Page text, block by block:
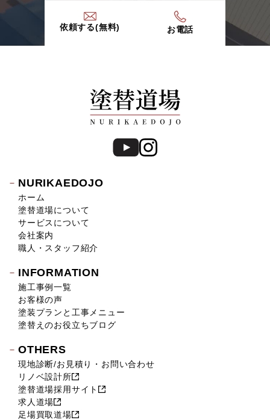
2019年10月 (15)
2019年9月 (20)
2018年10月 (17)
2018年9月 (14)
2018年8月 (16)
2018年7月 (19)
2018年6月 (11)
2018年4月 (14)
2018年3月 (17)
2018年2月 (18)
2018年1月 (10)
2017年11月 (9)
2017年10月 (12)
2017年9月 (23)
2017年8月 (23)
2017年7月 (11)
依頼する(無料) お電話
NURIKAEDOJO
ホーム
塗替道場について
サービスについて
会社案内
職人・スタッフ紹介
INFORMATION
施工事例一覧
お客様の声
塗装プランと工事メニュー
塗替えのお役立ちブログ
OTHERS
現地診断/お見積り・お問い合わせ
リノベ設計所
塗替道場採用サイト
求人道場
足場買取道場